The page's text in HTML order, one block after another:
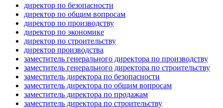
директор по безопасности
директор по общим вопросам
директор по производству
директор по экономике
директор по строительству
директор производства
заместитель генерального директора по производству
заместитель генерального директора по строительству
заместитель директора по безопасности
заместитель директора по общим вопросам
заместитель директора по продажам
заместитель директора по строительству